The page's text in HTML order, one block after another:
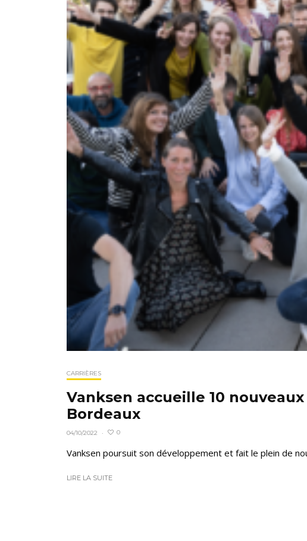
CARRIÈRES
Vanksen accueille 10
Bordeaux
04/10/2022 · 0
Vanksen poursuit son développement et fait le plein de
LIRE LA SUITE